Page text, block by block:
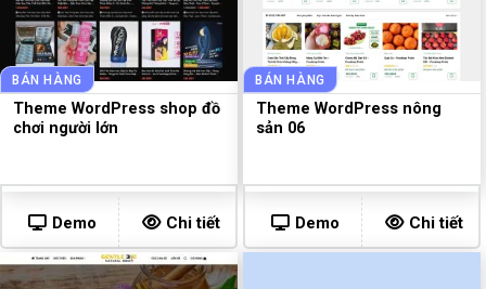
BÁN HÀNG
Theme WordPress shop đồ
chơi người lớn
Demo Chi tiết
BÁN HÀNG
Theme WordPress nông
sản 06
Demo Chi tiết